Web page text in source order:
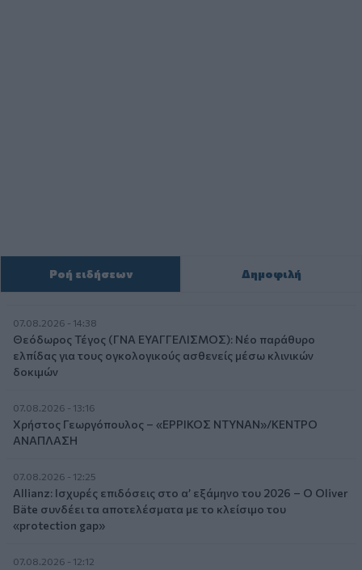
Ροή ειδήσεων Δημοφιλή
07.08.2026 - 14:38
Θεόδωρος Τέγος (ΓΝΑ ΕΥΑΓΓΕΛΙΣΜΟΣ): Νέο παράθυρο
ελπίδας για τους ογκολογικούς ασθενείς μέσω κλινικών
δοκιμών
07.08.2026 - 13:16
Χρήστος Γεωργόπουλος – «ΕΡΡΙΚΟΣ ΝΤΥΝΑΝ»/ΚΕΝΤΡΟ
ΑΝΑΠΛΑΣΗ
07.08.2026 - 12:25
Allianz: Ισχυρές επιδόσεις στο α’ εξάμηνο του 2026 – Ο Oliver
Bäte συνδέει τα αποτελέσματα με το κλείσιμο του
«protection gap»
07.08.2026 - 12:12